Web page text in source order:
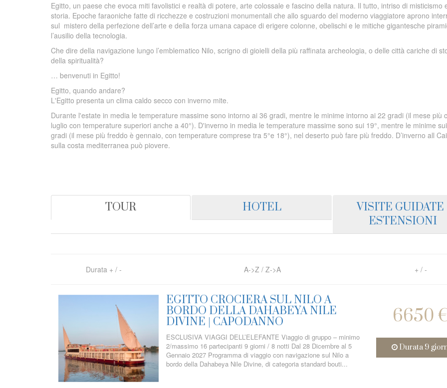
Egitto, un paese che evoca miti favolistici e realtà di potere, arte colossale e fascino della natura. Il tutto, intriso di misticismo
storia. Epoche faraoniche fatte di ricchezze e costruzioni monumentali che allo sguardo del moderno viaggiatore aprono
sul mistero della perfezione dell’arte e della forza umana capace di erigere colonne, obelischi e le mitiche gigantesche
l’ausilio della tecnologia.
Che dire della navigazione lungo l’emblematico Nilo, scrigno di gioielli della più raffinata archeologia, o delle città cariche di
della spiritualità?
… benvenuti in Egitto!
Egitto, quando andare?
L'Egitto presenta un clima caldo secco con inverno mite.
Durante l'estate in media le temperature massime sono intorno ai 36 gradi, mentre le minime intorno ai 22 gradi (il mese più
luglio con temperature superiori anche a 40°). D'inverno in media le temperature massime sono sui 19°, mentre le minime
gradi (il mese più freddo è gennaio, con temperature comprese tra 5°e 18°), nel deserto può fare più freddo. D’inverno all
sulla costa mediterranea può piovere.
TOUR HOTEL
VISITE GUIDATE
ESTENSIONI
Durata + / - A->Z / Z->A +/-
EGITTO CROCIERA SUL NILO A
BORDO DELLA DAHABEYA NILE
DIVINE | CAPODANNO
ESCLUSIVA VIAGGI DELL’ELEFANTE Viaggio di gruppo – minimo
2/massimo 16 partecipanti 9 giorni / 8 notti Dal 28 Dicembre al 5
Gennaio 2027 Programma di viaggio con navigazione sul Nilo a
bordo della Dahabeya Nile Divine, di categoria standard bouti...
6650
Durata 9